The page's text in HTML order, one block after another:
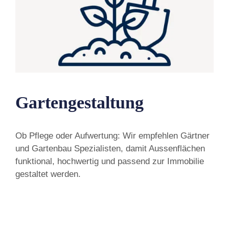
Gartengestaltung
Ob Pflege oder Aufwertung: Wir empfehlen Gärtner
und Gartenbau Spezialisten, damit Aussenflächen
funktional, hochwertig und passend zur Immobilie
gestaltet werden.